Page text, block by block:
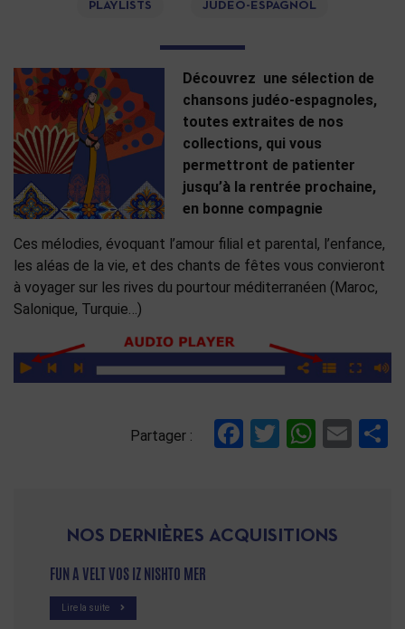
PLAYLISTS JUDÉO-ESPAGNOL
Découvrez une sélection de
chansons judéo-espagnoles,
toutes extraites de nos
collections, qui vous
permettront de patienter
jusqu’à la rentrée prochaine,
en bonne compagnie
Ces mélodies, évoquant l’amour filial et parental, l’enfance,
les aléas de la vie, et des chants de fêtes vous convieront
à voyager sur les rives du pourtour méditerranéen (Maroc,
Salonique, Turquie…)
Partager : Facebook
Twitter
NOS DERNIÈRES ACQUISITIONS
FUN A VELT VOS IZ NISHTO MER
Lire la suite